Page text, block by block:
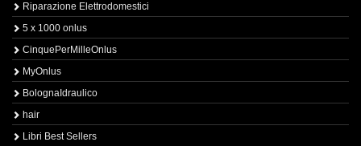
Riparazione Elettrodomestici
5 x 1000 onlus
CinquePerMilleOnlus
MyOnlus
BolognaIdraulico
hair
Libri Best Sellers